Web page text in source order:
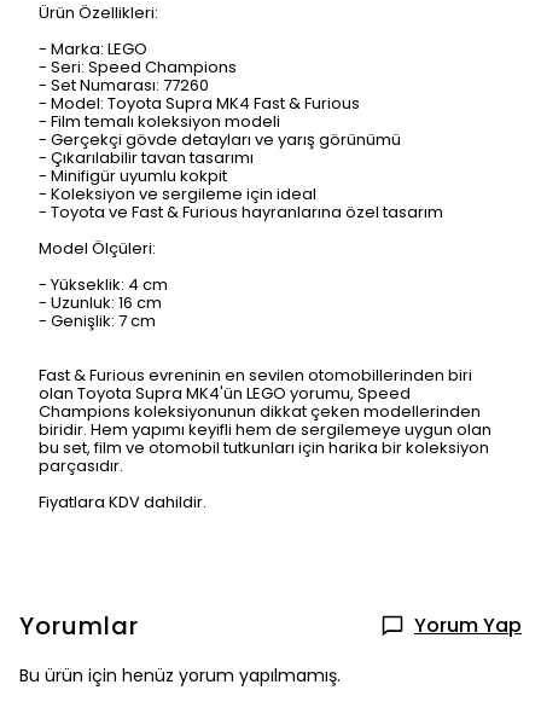
Ürün Özellikleri:
- Marka: LEGO
- Seri: Speed Champions
- Set Numarası: 77260
- Model: Toyota Supra MK4 Fast & Furious
- Film temalı koleksiyon modeli
- Gerçekçi gövde detayları ve yarış görünümü
- Çıkarılabilir tavan tasarımı
- Minifigür uyumlu kokpit
- Koleksiyon ve sergileme için ideal
- Toyota ve Fast & Furious hayranlarına özel tasarım
Model Ölçüleri:
- Yükseklik: 4 cm
- Uzunluk: 16 cm
- Genişlik: 7 cm
Fast & Furious evreninin en sevilen otomobillerinden biri
olan Toyota Supra MK4'ün LEGO yorumu, Speed
Champions koleksiyonunun dikkat çeken modellerinden
biridir. Hem yapımı keyifli hem de sergilemeye uygun olan
bu set, film ve otomobil tutkunları için harika bir koleksiyon
parçasıdır.
Fiyatlara KDV dahildir.
Yorumlar Yorum Yap
Bu ürün için henüz yorum yapılmamış.